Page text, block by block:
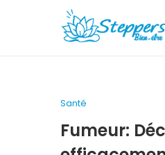
Santé
Fumeur: